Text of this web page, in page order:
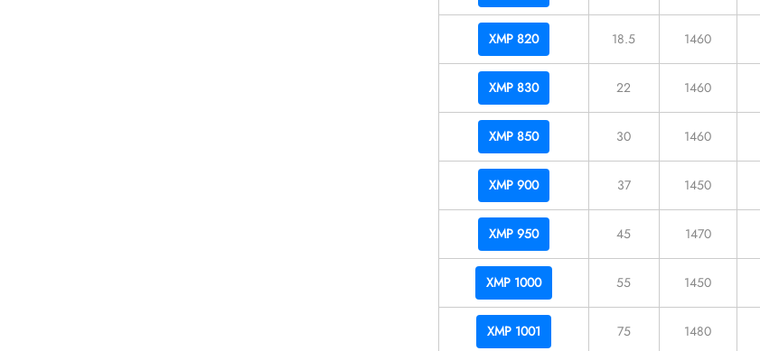
XMP 820 18.5 1460
XMP 830 22 1460
XMP 850 30 1460
XMP 900 37 1450
XMP 950 45 1470
XMP 1000 55 1450
XMP 1001 75 1480